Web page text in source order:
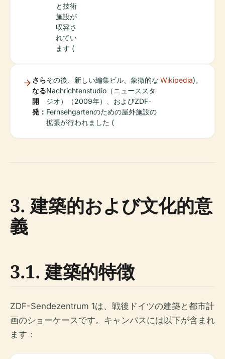
と技術
施設が
収容さ
れてい
ます (
さら
なる
開
発：
その後、新しい編集ビル、象徴的な
Nachrichtenstudio（ニューススタ
ジオ）（2009年）、およびZDF-
Fernsehgartenのための屋外施設の
拡張が行われました (
Wikipedia)。
3. 建築的および文化的意
義
3.1. 建築的特徴
ZDF-Sendezentrum 1は、戦後ドイツの建築と都市計
画のショーケースです。キャンパスには以下が含まれ
ます：